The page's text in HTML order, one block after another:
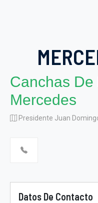
Canchas
Mercedes
Presidente Juan
Datos De Contacto